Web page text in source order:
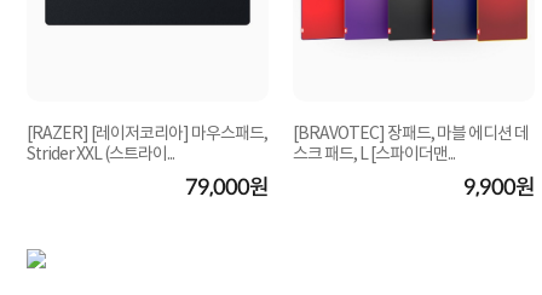
[RAZER] [레이저코리아] 마우스패드,
Strider XXL (스트라이...
79,000원
[BRAVOTEC] 장패드, 마블 에디션 데
스크 패드, L [스파이더맨...
9,900원